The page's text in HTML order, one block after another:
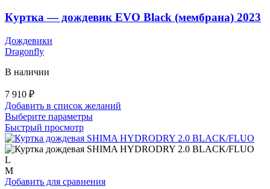
выбрать
Куртка — дождевик EVO Black (мембрана) 2023
Дождевики
Dragonfly
В наличии
7 910 ₽
Добавить в список желаний
Выберите параметрыЭтот
имеет
несколько
можно
Быстрый просмотр
L
M
Добавить для сравнения